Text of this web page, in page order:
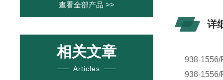
查看全部产品 >>
相关文章
Articles
详
938-1556/
938-1556/